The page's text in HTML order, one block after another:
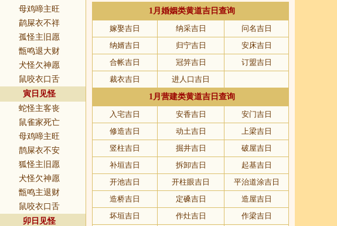
母鸡啼主旺
鹋屎衣不祥
孤怪主旧愿
甑鸣退大财
犬怪欠神愿
鼠咬衣口舌
寅日见怪
蛇怪主客丧
鼠雀家死亡
母鸡啼主旺
鹊屎衣不安
狐怪主旧愿
犬怪欠神愿
甑鸣主退财
鼠咬衣口舌
卯日见怪
1月婚姻类黄道吉日查询
嫁娶吉日
纳采吉日
问名吉日
纳婿吉日
归宁吉日
安床吉日
合帐吉日
冠笄吉日
订盟吉日
裁衣吉日
进人口吉日
1月营建类黄道吉日查询
入宅吉日
安香吉日
安门吉日
修造吉日
动土吉日
上梁吉日
竖柱吉日
掘井吉日
破屋吉日
补垣吉日
拆卸吉日
起基吉日
开池吉日
开柱眼吉日
平治道涂吉日
造桥吉日
定磉吉日
造屋吉日
坏垣吉日
作灶吉日
作梁吉日